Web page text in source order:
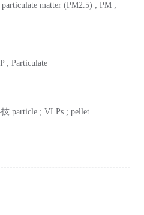
matter (PM2.5) ; PM ;
; Particulate
particle ; VLPs ; pellet